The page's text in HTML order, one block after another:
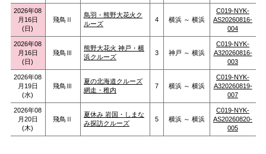
2026年08
月16日
(日)
飛鳥Ⅱ
鳥羽・熊野大花火ク
ルーズ
4 横浜 ～ 横浜
C019-NYK-
AS20260816-
004
2026年08
月16日
(日)
飛鳥Ⅲ
熊野大花火 神戸・横
浜クルーズ
3 神戸 ～ 横浜
C019-NYK-
A320260816-
003
2026年08
月19日
(水)
飛鳥Ⅲ
夏の北海道クルーズ
網走・稚内
7 横浜 ～ 横浜
C019-NYK-
A320260819-
007
2026年08
月20日
(木)
飛鳥Ⅱ
夏休み 岩国・しまな
み探訪クルーズ
5 横浜 ～ 横浜
C019-NYK-
AS20260820-
005